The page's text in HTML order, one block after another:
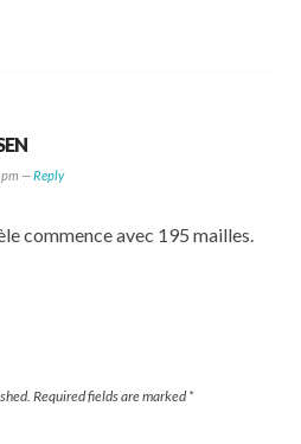
pm —Reply
commence avec 195 mailles.
Required fields are marked *